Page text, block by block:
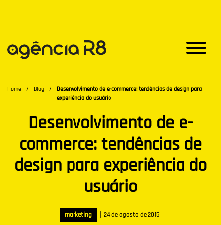
Home / Blog /
Desenvolvimento de e-commerce: tendências de design para
experiência do usuário
Desenvolvimento de e-
commerce: tendências de
design para experiência do
usuário
marketing | 24 de agosto de 2015